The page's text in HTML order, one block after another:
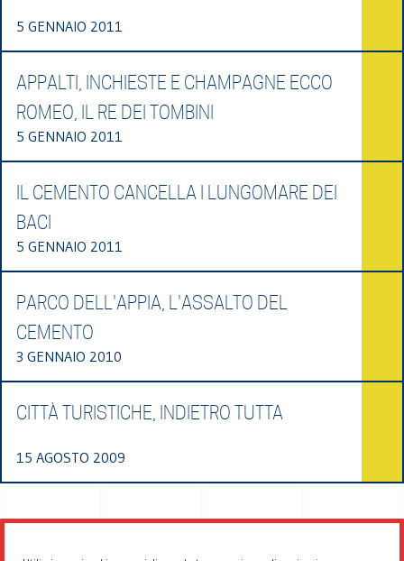
5 GENNAIO 2011
APPALTI, INCHIESTE E CHAMPAGNE ECCO
ROMEO, IL RE DEI TOMBINI
5 GENNAIO 2011
IL CEMENTO CANCELLA I LUNGOMARE DEI
BACI
5 GENNAIO 2011
PARCO DELL'APPIA, L'ASSALTO DEL
CEMENTO
3 GENNAIO 2010
CITTÀ TURISTICHE, INDIETRO TUTTA
15 AGOSTO 2009